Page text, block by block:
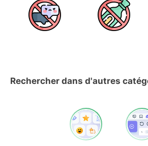
Rechercher dans d'autres